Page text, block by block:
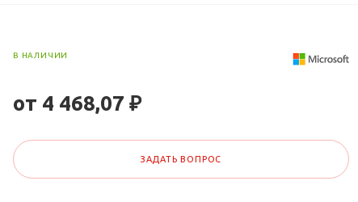
В НАЛИЧИИ
от 4 468,07 ₽
ЗАДАТЬ ВОПРОС